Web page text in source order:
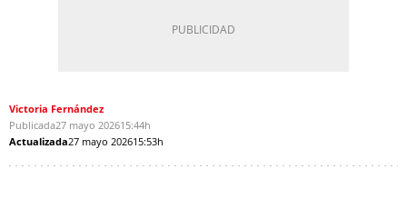
Victoria Fernández
Publicada27 mayo 202615:44h
Actualizada27 mayo 202615:53h